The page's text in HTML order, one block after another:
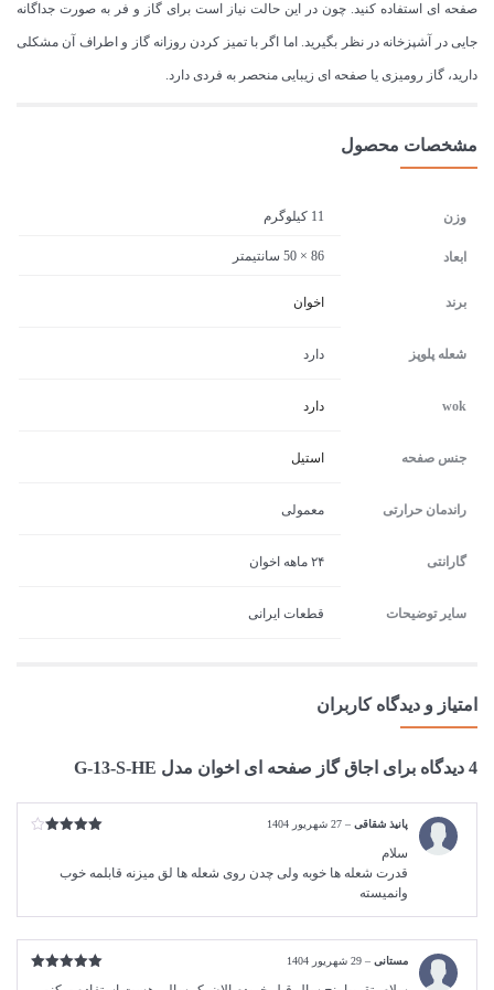
صفحه ای استفاده کنید. چون در این حالت نیاز است برای گاز و فر به صورت جداگانه
جایی در آشپزخانه در نظر بگیرید. اما اگر با تمیز کردن روزانه گاز و اطراف آن مشکلی
دارید، گاز رومیزی یا صفحه ای زیبایی منحصر به فردی دارد.
مشخصات محصول
وزن 11 کیلوگرم
ابعاد 86 × 50 سانتیمتر
برند اخوان
شعله پلوپز دارد
wok دارد
جنس صفحه استیل
راندمان حرارتی معمولی
گارانتی ۲۴ ماهه اخوان
سایر توضیحات قطعات ایرانی
امتیاز و دیدگاه کاربران
4 دیدگاه برای اجاق گاز صفحه ای اخوان مدل G-13-S-HE
پانیذ شقاقی – 27 شهریور 1404
سلام
قدرت شعله ها خوبه ولی چدن روی شعله ها لق میزنه قابلمه خوب
وانمیسته
مستانی – 29 شهریور 1404